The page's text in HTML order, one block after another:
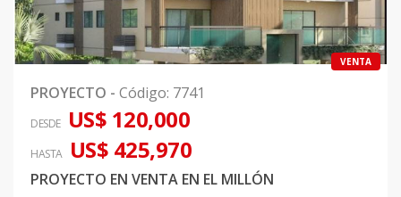
VENTA
PROYECTO - Código: 7741
DESDE US$ 120,000
HASTA US$ 425,970
PROYECTO EN VENTA EN EL MILLÓN